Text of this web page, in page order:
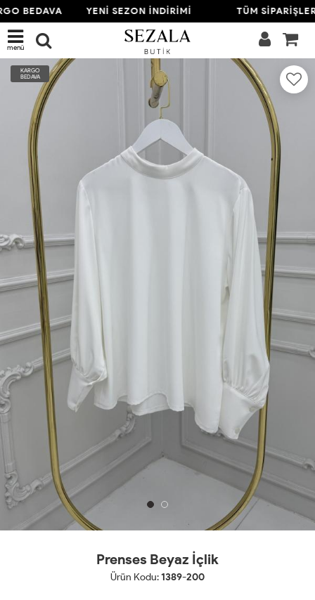
BEDAVA YENİ SEZON İNDİRİMİ TÜM
menü
KARGO
BEDAVA
Prenses Beyaz İçlik
Ürün Kodu:1389-200